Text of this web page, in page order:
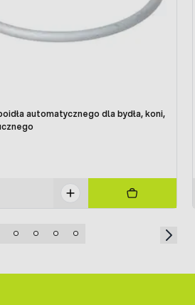
automatycznego dla bydła, koni,